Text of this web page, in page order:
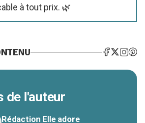
à tout prix. 🌿
de l'auteur
Rédaction Elle adore